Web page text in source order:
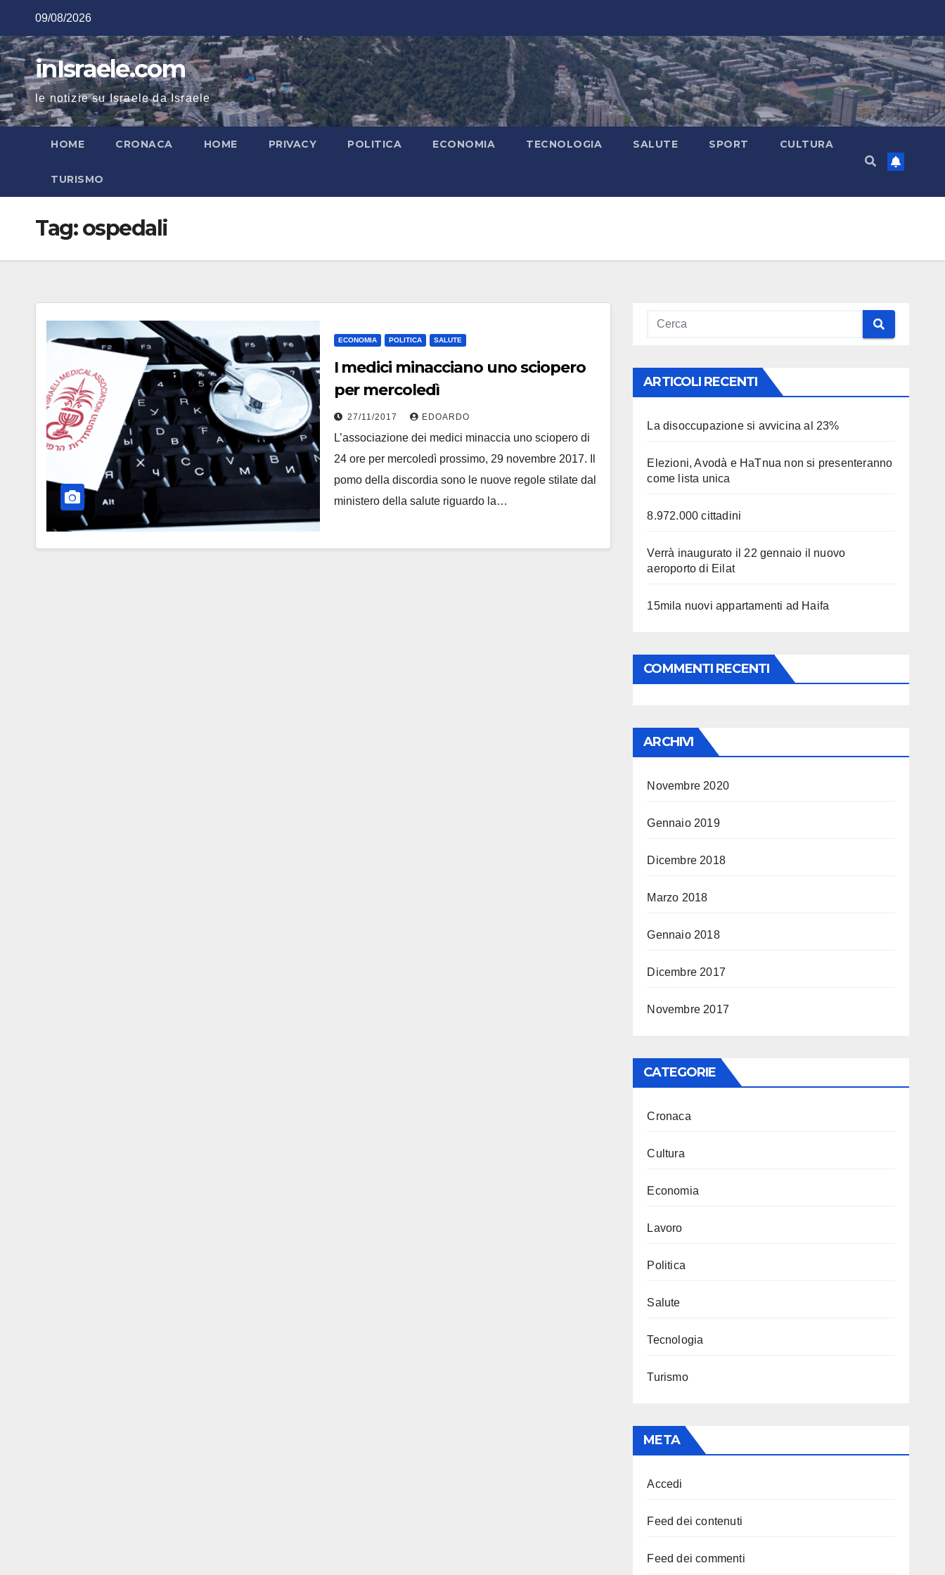
contenuto
09/08/2026
inIsraele.com
le notizie su Israele da Israele
HOME CRONACA HOME PRIVACY POLITICA ECONOMIA TECNOLOGIA SALUTE SPORT CULTURA
TURISMO
Tag:ospedali
ECONOMIA POLITICA SALUTE
I medici minacciano uno sciopero
per mercoledì
27/11/2017 EDOARDO
L’associazione dei medici minaccia uno sciopero di
24 ore per mercoledì prossimo, 29 novembre 2017. Il
pomo della discordia sono le nuove regole stilate dal
ministero della salute riguardo la…
ARTICOLI RECENTI
La disoccupazione si avvicina al 23%
Elezioni, Avodà e HaTnua non si presenteranno
come lista unica
8.972.000 cittadini
Verrà inaugurato il 22 gennaio il nuovo
aeroporto di Eilat
15mila nuovi appartamenti ad Haifa
COMMENTI RECENTI
ARCHIVI
Novembre 2020
Gennaio 2019
Dicembre 2018
Marzo 2018
Gennaio 2018
Dicembre 2017
Novembre 2017
CATEGORIE
Cronaca
Cultura
Economia
Lavoro
Politica
Salute
Tecnologia
Turismo
META
Accedi
Feed dei contenuti
Feed dei commenti